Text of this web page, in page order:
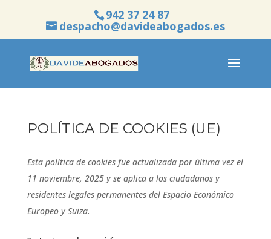
942 37 24 87
despacho@davideabogados.es
POLÍTICA DE COOKIES (UE)
Esta política de cookies fue actualizada por última vez el
11 noviembre, 2025 y se aplica a los ciudadanos y
residentes legales permanentes del Espacio Económico
Europeo y Suiza.